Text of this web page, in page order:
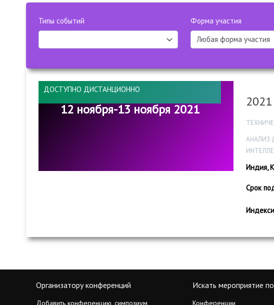
Типы событий Форма участия
ДОСТУПНО ДИСТАНЦИОННО
12 ноября-13 ноября 2021
АНАЛИЗ
Индия,
Срок
Организатору конференций
Добавить конференцию, симпозиум,
Искать мероприятие
Конференции